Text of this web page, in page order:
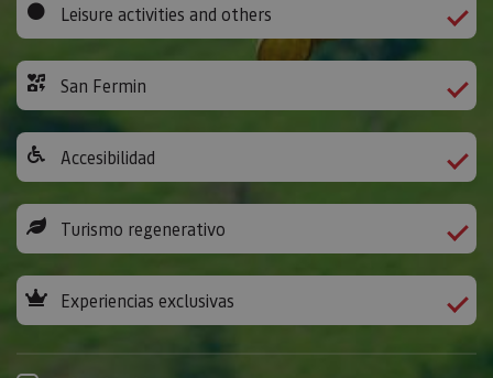
Leisure activities and others
San Fermin
Accesibilidad
Turismo regenerativo
Experiencias exclusivas